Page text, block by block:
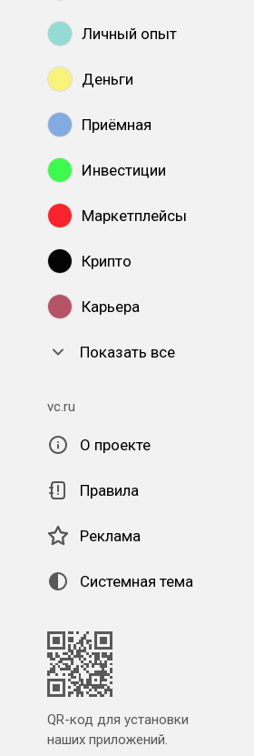
Личный опыт
Деньги
Приёмная
Инвестиции
Маркетплейсы
Крипто
Карьера
Показать все
vc.ru
О проекте
Правила
Реклама
Системная тема
QR-код для установки
наших приложений.